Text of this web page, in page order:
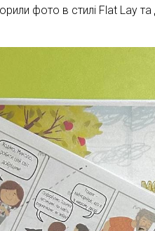
фото в стилі Flat Lay